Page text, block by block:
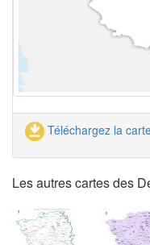
Téléchargez la
Les autres cartes des